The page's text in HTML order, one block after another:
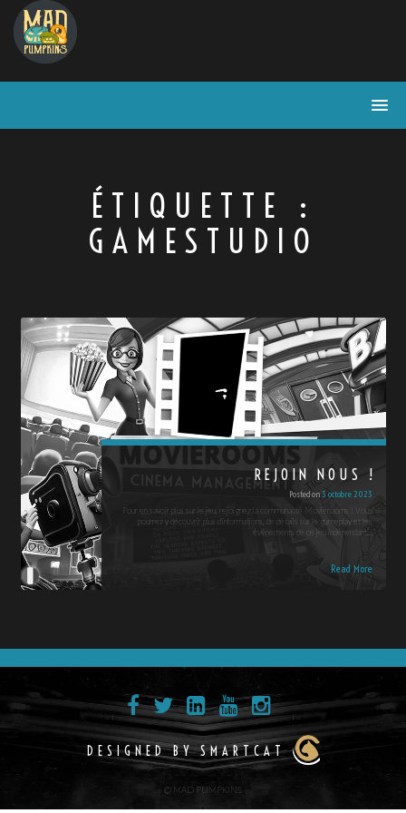
Skip
to
content
ÉTIQUETTE :
GAMESTUDIO
REJOIN NOUS !
Posted on3 octobre 2023
Pour en savoir plus sur le jeu, rejoignez la communauté Movierooms ! Vous
pourrez y découvrir plus d'informations, de détails sur le gameplay et les
événements de ce jeu indépendant…
Read More
DESIGNED BY SMARTCAT
© MAD PUMPKINS